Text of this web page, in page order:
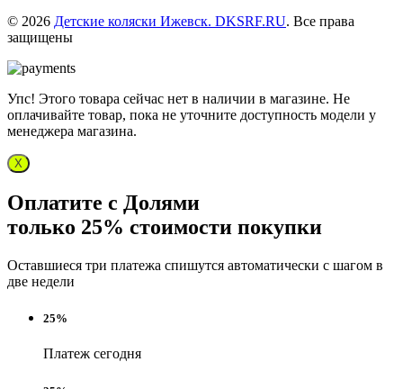
© 2026 Детские коляски Ижевск. DKSRF.RU. Все права
защищены
Упс! Этого товара сейчас нет в наличии в магазине. Не
оплачивайте товар, пока не уточните доступность модели у
менеджера магазина.
X
Оплатите с Долями
только 25% стоимости покупки
Оставшиеся три платежа спишутся автоматически с шагом в
две недели
25%
Платеж сегодня